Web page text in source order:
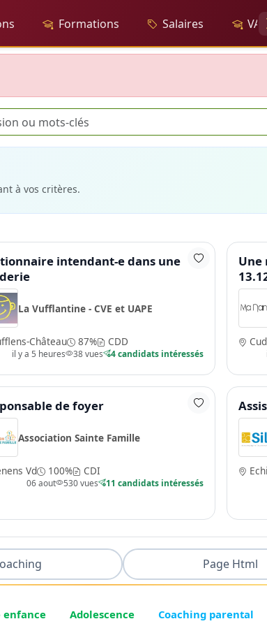
Formations Salaires VAE
à vos critères.
intendant-e dans une
La Vufflantine - CVE et UAPE
Château 87% CDD
il y a 5 heures 38 vues 4 candidats intéressés
Une
de foyer
Association Sainte Famille
Vd 100% CDI
06 aout 530 vues 11 candidats intéressés
Page Html
enfance Adolescence Coaching parental